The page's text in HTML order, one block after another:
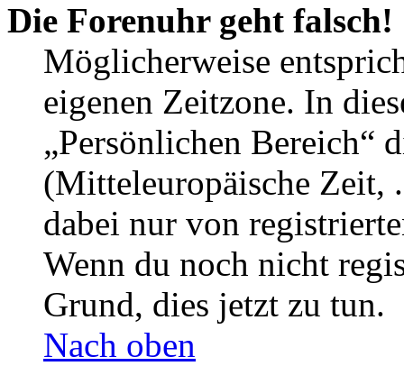
Die Forenuhr geht falsch!
Möglicherweise
eigenen Zeitzone. In
„Persönlichen Bereich“
(Mitteleuropäische Zeit,
dabei nur von
Wenn du noch nicht
Grund, dies jetzt zu tun.
Nach oben